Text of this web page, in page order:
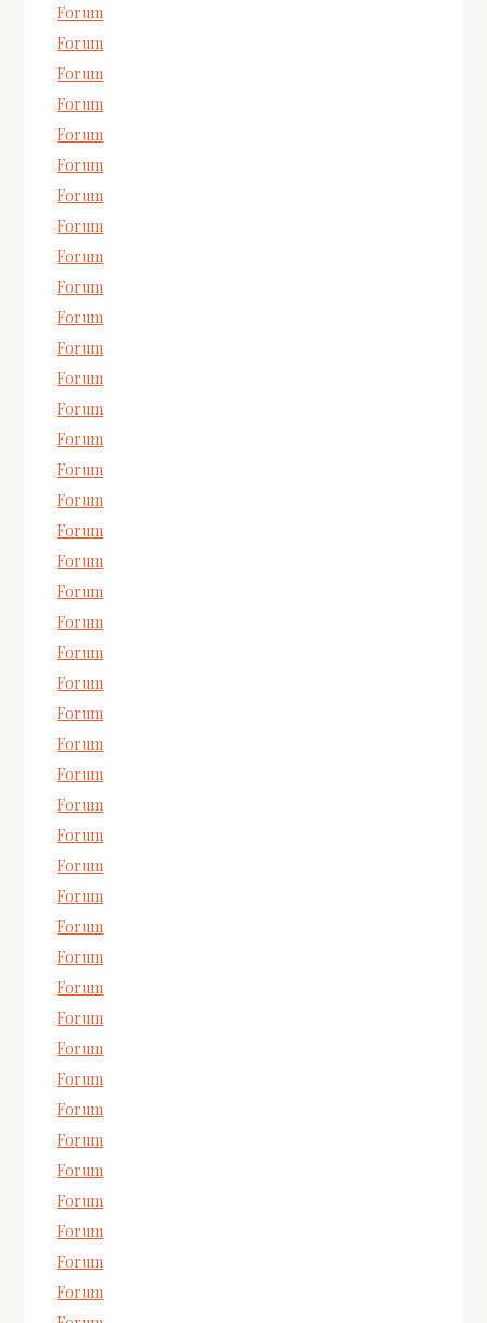
Forum
Forum
Forum
Forum
Forum
Forum
Forum
Forum
Forum
Forum
Forum
Forum
Forum
Forum
Forum
Forum
Forum
Forum
Forum
Forum
Forum
Forum
Forum
Forum
Forum
Forum
Forum
Forum
Forum
Forum
Forum
Forum
Forum
Forum
Forum
Forum
Forum
Forum
Forum
Forum
Forum
Forum
Forum